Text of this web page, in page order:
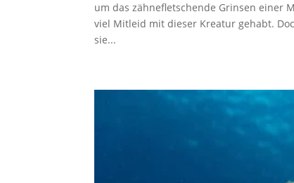
um das zähnefletschende Grinsen einer
viel Mitleid mit dieser Kreatur gehabt.
sie...